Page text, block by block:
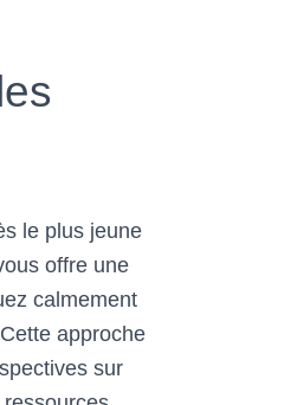
le plus jeune
offre une
calmement
approche
sur